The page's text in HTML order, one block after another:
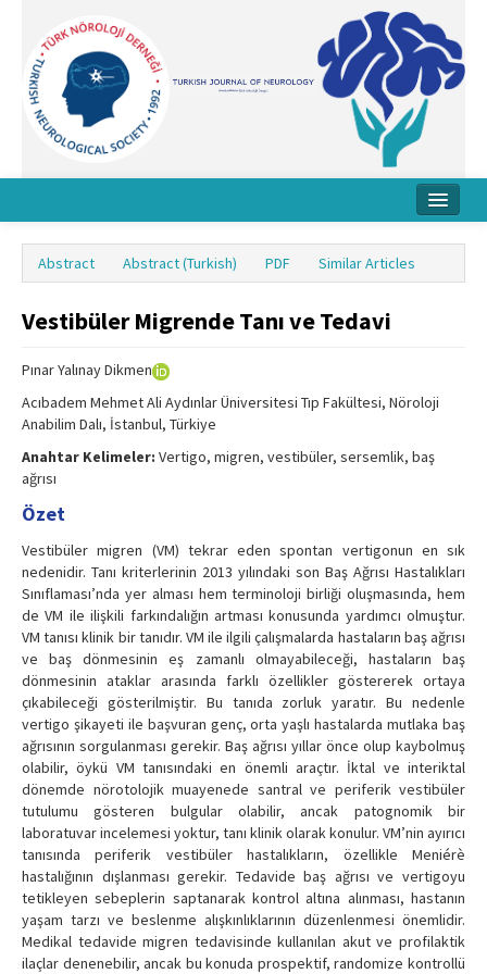
About Journal
Board
Instructions
Archive
Contact Us
Abstract Abstract (Turkish) PDF Similar Articles
Vestibüler Migrende Tanı ve Tedavi
Pınar Yalınay Dikmen
Acıbadem Mehmet Ali Aydınlar Üniversitesi Tıp Fakültesi, Nöroloji
Anabilim Dalı, İstanbul, Türkiye
Anahtar Kelimeler: Vertigo, migren, vestibüler, sersemlik, baş
ağrısı
Özet
Vestibüler migren (VM) tekrar eden spontan vertigonun en sık
nedenidir. Tanı kriterlerinin 2013 yılındaki son Baş Ağrısı Hastalıkları
Sınıflaması’nda yer alması hem terminoloji birliği oluşmasında, hem
de VM ile ilişkili farkındalığın artması konusunda yardımcı olmuştur.
VM tanısı klinik bir tanıdır. VM ile ilgili çalışmalarda hastaların baş ağrısı
ve baş dönmesinin eş zamanlı olmayabileceği, hastaların baş
dönmesinin ataklar arasında farklı özellikler göstererek ortaya
çıkabileceği gösterilmiştir. Bu tanıda zorluk yaratır. Bu nedenle
vertigo şikayeti ile başvuran genç, orta yaşlı hastalarda mutlaka baş
ağrısının sorgulanması gerekir. Baş ağrısı yıllar önce olup kaybolmuş
olabilir, öykü VM tanısındaki en önemli araçtır. İktal ve interiktal
dönemde nörotolojik muayenede santral ve periferik vestibüler
tutulumu gösteren bulgular olabilir, ancak patognomik bir
laboratuvar incelemesi yoktur, tanı klinik olarak konulur. VM’nin ayırıcı
tanısında periferik vestibüler hastalıkların, özellikle Meniérè
hastalığının dışlanması gerekir. Tedavide baş ağrısı ve vertigoyu
tetikleyen sebeplerin saptanarak kontrol altına alınması, hastanın
yaşam tarzı ve beslenme alışkınlıklarının düzenlenmesi önemlidir.
Medikal tedavide migren tedavisinde kullanılan akut ve profilaktik
ilaçlar denenebilir, ancak bu konuda prospektif, randomize kontrollü